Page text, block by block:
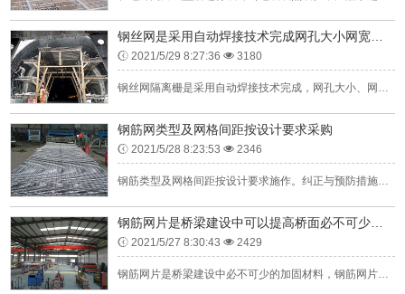
钢丝网是采用自动焊接技术完成网孔大小网宽网长标准规范
2021/5/29 8:27:36 3180
钢丝网隔离栅是采用自动焊接技术完成，网孔大小、网宽网长都可根据客户需要生产，钢丝网隔离栅多采用浸塑、镀锌工艺，钢丝网和立柱属于配套产品，搭配美观、使用寿命长、安装方便、防腐性能强，主要应用于小区防护、...
钢筋网类型及网格间距按设计要求采购
2021/5/28 8:23:53 2346
钢筋类型及网格间距按设计要求施作。纠正与预防措施钢筋网随受喷面的起伏铺设，与受喷面的间隙一般不大于3cm，与锚杆联结牢固，在喷射作业时不发生颤动。⑤喷射中如有脱落的石块或混凝土块被钢筋网卡住时，应及时...
2021/5/27 8:30:43 2429
钢筋网片是桥梁建设中必不可少的加固材料，钢筋网片可以提高桥面铺装层质量，保护层厚度合格率达97%以上，桥面平整度提高，桥面几乎无裂缝，铺装速度提高50%以上，降低桥面铺装工程造价约10%。可替代砖墙作...